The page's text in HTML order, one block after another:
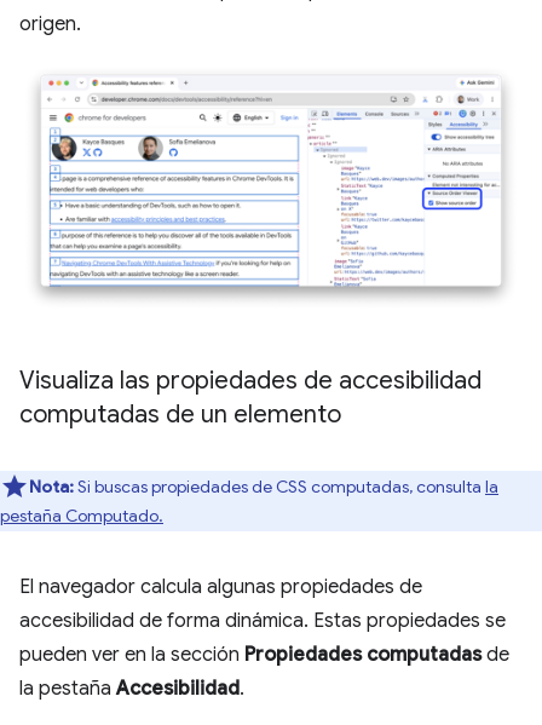
origen.
Visualiza las propiedades de accesibilidad
computadas de un elemento
Nota:Si buscas propiedades de CSS computadas, consulta la
pestaña Computado.
El navegador calcula algunas propiedades de
accesibilidad de forma dinámica. Estas propiedades se
pueden ver en la sección Propiedades computadasde
la pestañaAccesibilidad.